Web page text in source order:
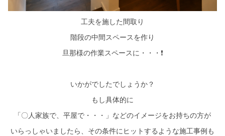
工夫を施した間取り
階段の中間スペースを作り
旦那様の作業スペースに・・・❗
いかがでしたでしょうか？
もし具体的に
「〇人家族で、平屋で・・・」などのイメージをお持ちの方が
いらっしゃいましたら、その条件にヒットするような施工事例も